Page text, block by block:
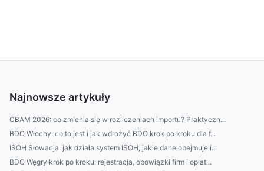
Najnowsze artykuły
CBAM 2026: co zmienia się w rozliczeniach importu? Praktyczn...
BDO Włochy: co to jest i jak wdrożyć BDO krok po kroku dla f...
ISOH Słowacja: jak działa system ISOH, jakie dane obejmuje i...
BDO Węgry krok po kroku: rejestracja, obowiązki firm i opłat...